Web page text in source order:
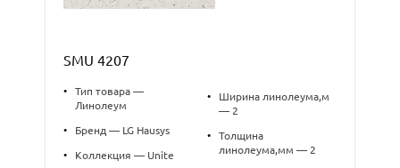
SMU 4207
•
Тип товара —
Линолеум
• Бренд — LG Hausys
• Коллекция — Unite
•
Ширина линолеума,м
— 2
•
Толщина
линолеума,мм — 2